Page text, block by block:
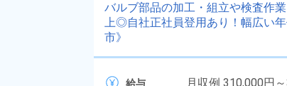
バルブ部品の加工・組立や検査作
上◎自社正社員登用あり！幅広い
市》
給与
月収例 310,000円